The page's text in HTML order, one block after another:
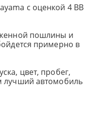
с оценкой 4 BB
пошлины и
примерно в
цвет, пробег,
лучший автомобиль